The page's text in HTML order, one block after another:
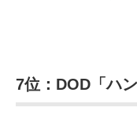
7位：DOD「ハ